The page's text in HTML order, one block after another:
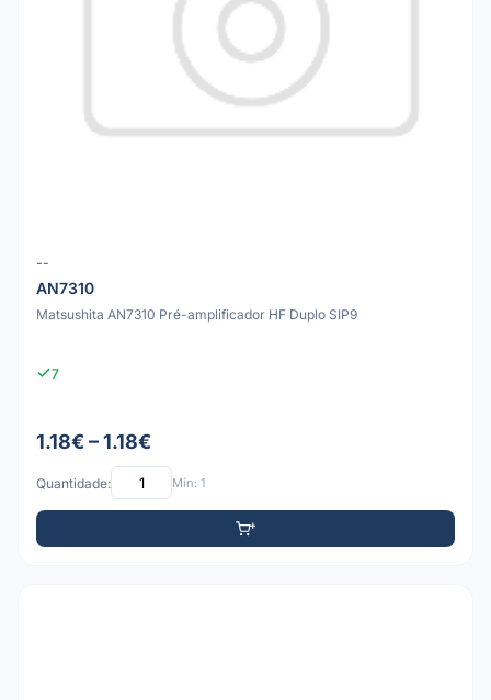
--
AN7310
Matsushita AN7310 Pré-amplificador HF Duplo SIP9
7
1.18€ – 1.18€
Quantidade: Mín: 1